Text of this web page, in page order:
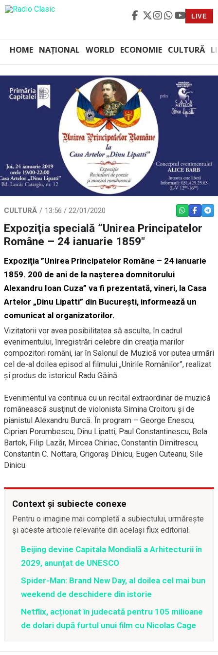
LIVE
HOME NAȚIONAL WORLD ECONOMIE CULTURĂ
CULTURĂ 13:56 / 22/01/2020 WHATSAPP
Expoziţia specială ”Unirea Principatelor
Române – 24 ianuarie 1859″
Expoziţia ”Unirea Principatelor Române – 24 ianuarie
1859. 200 de ani de la naşterea domnitorului
Alexandru Ioan Cuza” va fi prezentată, vineri, la Casa
Artelor „Dinu Lipatti” din Bucureşti, informează un
comunicat al organizatorilor.
Vizitatorii vor avea posibilitatea să asculte, în cadrul
evenimentului, înregistrări celebre din creaţia marilor
compozitori români, iar în Salonul de Muzică vor putea urmări
cel de-al doilea episod al filmului „Unirile Românilor”, realizat
şi produs de istoricul Radu Găină.
Evenimentul va continua cu un recital extraordinar de muzică
românească susţinut de violonista Simina Croitoru şi de
pianistul Alexandru Burcă. În program – George Enescu,
Ciprian Porumbescu, Dinu Lipatti, Paul Constantinescu, Bela
Bartok, Filip Lazăr, Mircea Chiriac, Constantin Dimitrescu,
Constantin C. Nottara, Grigoraş Dinicu, Eugen Cuteanu, Sile
Dinicu.
Context și subiecte conexe
Pentru o imagine mai completă a subiectului, urmărește
și aceste articole relevante din același flux editorial.
Beijing devine Capitala Mondială a Arhitecturii în
2029, anunțat de UNESCO
Spider-Man: Brand New Day, al doilea cel mai bun
weekend de deschidere din istorie
Netflix, acționat în judecată pentru 105 milioane
de dolari după furtul unui film cu Nicolas Cage